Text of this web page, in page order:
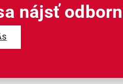
nájsť